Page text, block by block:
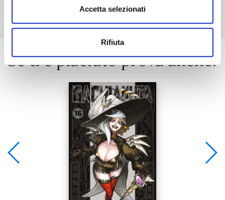
Accetta selezionati
Rifiuta
Se ti è piaciuto prova anche: